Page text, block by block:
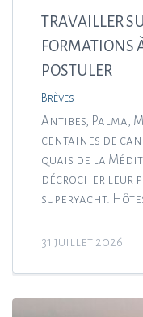
TRAVAILLER
FORMATIONS
POSTULER
Brèves
Antibes, Palma,
centaines de
quais de la
décrocher leur
superyacht.
31 juillet 2026